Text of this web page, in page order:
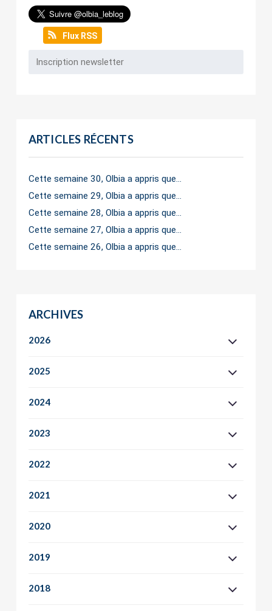
Flux RSS
ARTICLES RÉCENTS
Cette semaine 30, Olbia a appris que…
Cette semaine 29, Olbia a appris que…
Cette semaine 28, Olbia a appris que…
Cette semaine 27, Olbia a appris que…
Cette semaine 26, Olbia a appris que…
ARCHIVES
2026
2025
2024
2023
2022
2021
2020
2019
2018